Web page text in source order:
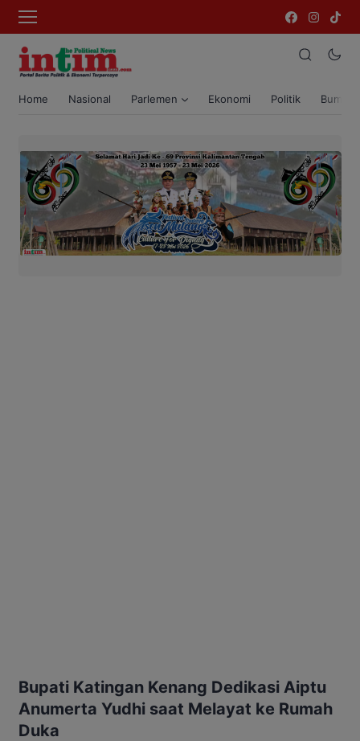
Home Nasional Parlemen Ekonomi Politik Bumi
Bupati Katingan Kenang Dedikasi Aiptu
Anumerta Yudhi saat Melayat ke Rumah
Duka